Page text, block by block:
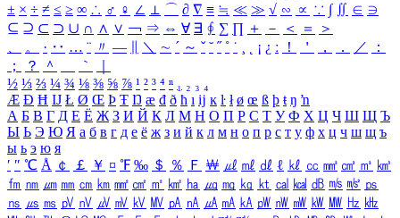
± × ÷ ≠ ≤ ≥ ∞ ∴ ♂ ♀ ∠ ⊥ ⌒ ∂ ∇ ≡ ≒ ≪ ≫ √ ∽ ∝ ∵ ∫ ∬ ∈ ∋
⊆ ⊇ ⊂ ⊃ ∪ ∩ ∧ ∨ ￢ ⇒ ⇔ ∀ ∃ ∮ ∑ ∏ ＋ － ＜ ＝
＞
、
。 · ‥ … ¨ 〃 ― ＼ ∼ ´ ～ ˇ ˘ ˝ ˚ ˙ ¸ ¡ ¿ ː ！ ＇ ， ． ／
：
；
？ ＾ ｀
½ ⅓ ⅔ ¼ ¾ ⅛ ⅜ ⅝ ⅞ ¹ ² ³ ⁴ ⁿ ₁ ₂ ₃ ₄
Æ Ð Ħ Ĳ Ł Ø Œ Þ Ŧ Ŋ æ đ ð ħ ı ĳ ĸ ŀ ł ø œ ß þ ŧ ŋ ŉ
А Б В Г Д Е Ё Ж З И Й К Л М Н О П Р С Т У Ф Х Ц Ч Ш Щ Ъ
Ы Ь Э Ю Я а б в г д е ё ж з и й к л м н о п р с т у ф х ц ч ш щ ъ
ы ь э ю я
′ ″ ℃ Å ￠ ￡ ￥ ¤ ℉ ‰ ＄ ％ Ｆ ￦ ㎕ ㎖ ㎗ ℓ ㎘ ㏄ ㎣ ㎤ ㎥ ㎦
㎙ ㎚ ㎛ ㎜ ㎝ ㎞ ㎟ ㎠ ㎡ ㎢ ㏊ ㎍ ㎎ ㎏ ㏏ ㎈ ㎉ ㏈ ㎧ ㎨ ㎰
㎱ ㎲ ㎳ ㎴ ㎵ ㎶ ㎷ ㎸ ㎹ ㎀ ㎁ ㎂ ㎃ ㎄ ㎺ ㎻ ㎽ ㎾ ㎿ ㎐ ㎑